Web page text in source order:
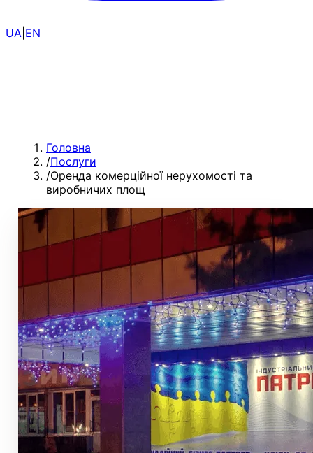
UA EN
Головна
/Послуги
/Оренда комерційної нерухомості та
виробничих площ